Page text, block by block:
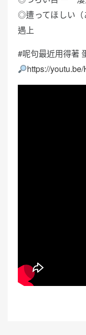
◎遭ってほしい（
遇上
#呢句最近用得著
https://